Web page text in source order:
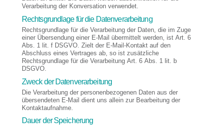
Verarbeitung der Konversation verwendet.
Rechtsgrundlage für die Datenverarbeitung
Rechtsgrundlage für die Verarbeitung der Daten, die im Zuge
einer Übersendung einer E-Mail übermittelt werden, ist Art. 6
Abs. 1 lit. f DSGVO. Zielt der E-Mail-Kontakt auf den
Abschluss eines Vertrages ab, so ist zusätzliche
Rechtsgrundlage für die Verarbeitung Art. 6 Abs. 1 lit. b
DSGVO.
Zweck der Datenverarbeitung
Die Verarbeitung der personenbezogenen Daten aus der
übersendeten E-Mail dient uns allein zur Bearbeitung der
Kontaktaufnahme.
Dauer der Speicherung